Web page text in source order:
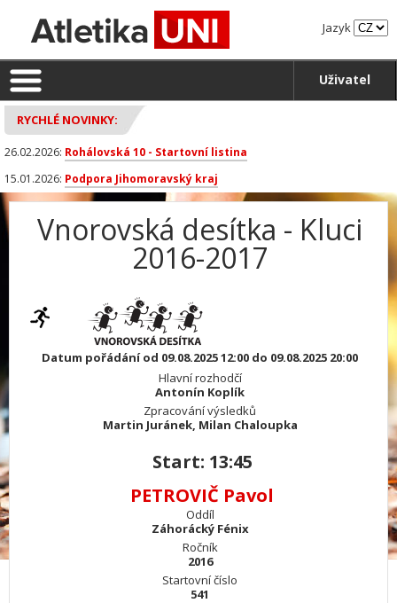
Jazyk
Uživatel
RYCHLÉ NOVINKY:
26.02.2026: Rohálovská 10 - Startovní listina
15.01.2026: Podpora Jihomoravský kraj
Vnorovská desítka - Kluci
2016-2017
Datum pořádání od 09.08.2025 12:00 do 09.08.2025 20:00
Hlavní rozhodčí
Antonín Koplík
Zpracování výsledků
Martin Juránek, Milan Chaloupka
Start: 13:45
PETROVIČ Pavol
Oddíl
Záhorácký Fénix
Ročník
2016
Startovní číslo
541